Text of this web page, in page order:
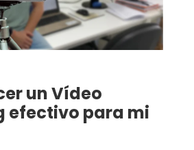
un Vídeo
efectivo para mi